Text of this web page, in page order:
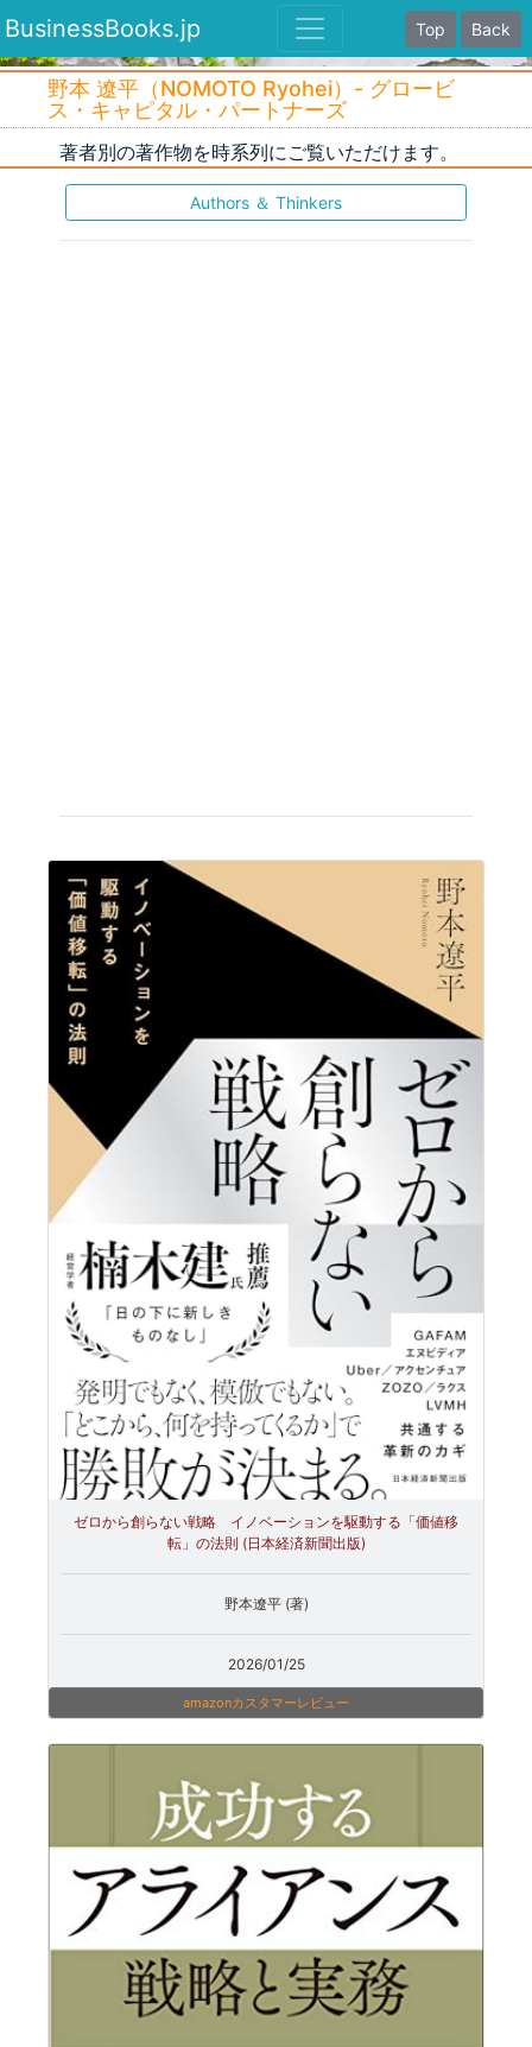
BusinessBooks.jp Top Back
野本 遼平（NOMOTO Ryohei）- グロービ
ス・キャピタル・パートナーズ
著者別の著作物を時系列にご覧いただけます。
Authors ＆ Thinkers
ゼロから創らない戦略 イノベーションを駆動する「価値移
転」の法則 (日本経済新聞出版)
野本遼平 (著)
2026/01/25
amazonカスタマーレビュー